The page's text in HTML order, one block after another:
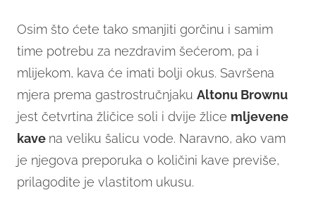
Osim što ćete tako smanjiti gorčinu i samim
time potrebu za nezdravim šećerom, pa i
mlijekom, kava će imati bolji okus. Savršena
mjera prema gastrostručnjaku Altonu Brownu
jest četvrtina žličice soli i dvije žlice mljevene
kave na veliku šalicu vode. Naravno, ako vam
je njegova preporuka o količini kave previše,
prilagodite je vlastitom ukusu.